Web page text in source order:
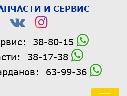
И СЕРВИС
38-80-15
38-17-38
63-99-36